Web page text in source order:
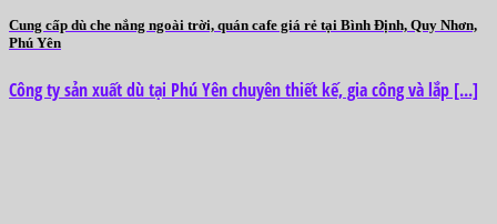
Cung cấp dù che nắng ngoài trời, quán cafe giá rẻ tại Bình Định, Quy Nhơn,
Phú Yên
Công ty sản xuất dù tại Phú Yên chuyên thiết kế, gia công và lắp [...]